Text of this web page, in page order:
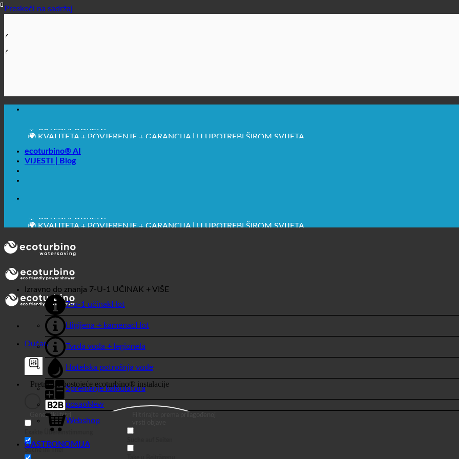
Preskoči na sadržaj
💧 UŠTEDA. ODRŽIV.
🌍 KVALITETA + POVJERENJE + GARANCIJA | U UPOTREBI ŠIROM SVIJETA
ecoturbino® AI
VIJESTI | Blog
💧 UŠTEDA. ODRŽIV.
🌍 KVALITETA + POVJERENJE + GARANCIJA | U UPOTREBI ŠIROM SVIJETA
Dućan
Generički filtri
Izravno do znanja 7-U-1 UČINAK + VIŠE
7-u-1 učinak
Higijena + kamenac
Tvrda voda + legionela
Hotelska potrošnja vode
Spremanje kalkulatora
posao
Webshop
GASTRONOMIJA